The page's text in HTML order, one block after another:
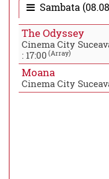
Sambata
The Odyssey
Cinema City
: 17:00 (Array)
Moana
Cinema City